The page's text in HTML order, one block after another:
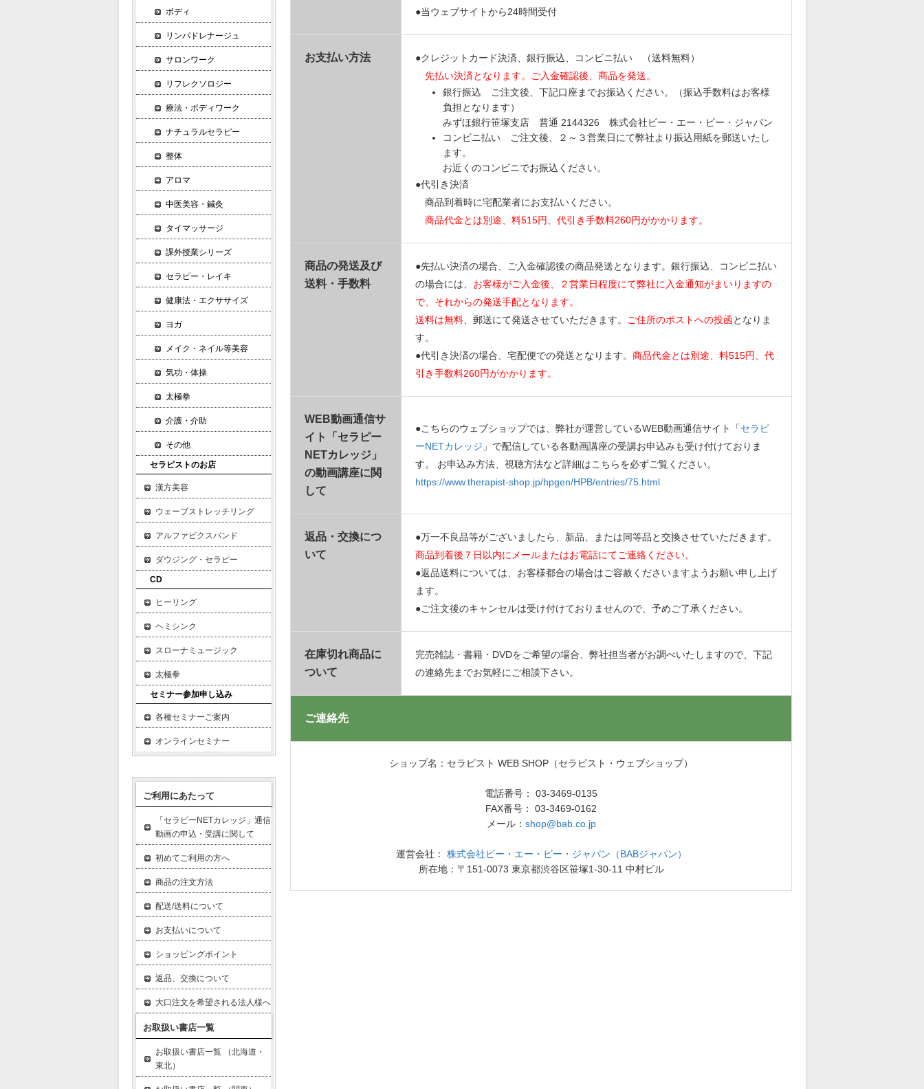
●当ウェブサイトから24時間受付
お支払い方法
●クレジットカード決済、銀行振込、コンビニ払い （送料無料）
先払い決済となります。ご入金確認後、商品を発送。
銀行振込 ご注文後、下記口座までお振込ください。（振込手数料はお客様
負担となります）
みずほ銀行笹塚支店 普通 2144326 株式会社ビー・エー・ビー・ジャパン
コンビニ払い ご注文後、２～３営業日にて弊社より振込用紙を郵送いたし
ます。
お近くのコンビニでお振込ください。
●代引き決済
商品到着時に宅配業者にお支払いください。
商品代金とは別途、料515円、代引き手数料260円がかかります。
商品の発送及び
送料・手数料
●先払い決済の場合、ご入金確認後の商品発送となります。銀行振込、コンビニ払い
の場合には、 お客様がご入金後、２営業日程度にて弊社に入金通知がまいりますの
で、それからの発送手配となります。
送料は無料 、郵送にて発送させていただきます。 ご住所のポストへの投函となりま
す。
●代引き決済の場合、宅配便での発送となります。 商品代金とは別途、料515円、代
引き手数料260円がかかります。
WEB動画通信サ
イト「セラピー
NETカレッジ」
の動画講座に関
して
●こちらのウェブショップでは、弊社が運営しているWEB動画通信サイト「セラピ
ーNETカレッジ 」で配信している各動画講座の受講お申込みも受け付けておりま
す。 お申込み方法、視聴方法など詳細はこちらを必ずご覧ください。
https://www.therapist-shop.jp/hpgen/HPB/entries/75.html
返品・交換につ
いて
●万一不良品等がございましたら、新品、または同等品と交換させていただきます。
商品到着後７日以内にメールまたはお電話にてご連絡ください。
●返品送料については、お客様都合の場合はご容赦くださいますようお願い申し上げ
ます。
●ご注文後のキャンセルは受け付けておりませんので、予めご了承ください。
在庫切れ商品に
ついて
完売雑誌・書籍・DVDをご希望の場合、弊社担当者がお調べいたしますので、下記
の連絡先までお気軽にご相談下さい。
ご連絡先
ショップ名：セラピスト WEB SHOP（セラピスト・ウェブショップ）
電話番号： 03-3469-0135
FAX番号： 03-3469-0162
メール： shop@bab.co.jp
運営会社： 株式会社ビー・エー・ビー・ジャパン（BABジャパン）
所在地：〒151-0073 東京都渋谷区笹塚1-30-11 中村ビル
ボディ
リンパドレナージュ
サロンワーク
リフレクソロジー
療法・ボディワーク
ナチュラルセラピー
整体
アロマ
中医美容・鍼灸
タイマッサージ
課外授業シリーズ
セラピー・レイキ
健康法・エクササイズ
ヨガ
メイク・ネイル等美容
気功・体操
太極拳
介護・介助
その他
セラピストのお店
漢方美容
ウェーブストレッチリング
アルファビクスバンド
ダウジング・セラピー
CD
ヒーリング
ヘミシンク
スローナミュージック
太極拳
セミナー参加申し込み
各種セミナーご案内
オンラインセミナー
ご利用にあたって
「セラピーNETカレッジ」通信
動画の申込・受講に関して
初めてご利用の方へ
商品の注文方法
配送/送料について
お支払いについて
ショッピングポイント
返品、交換について
大口注文を希望される法人様へ
お取扱い書店一覧
お取扱い書店一覧 （北海道・
東北）